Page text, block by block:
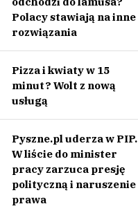
Polacy stawiają na inne
rozwiązania
Pizza i kwiaty w 15
minut? Wolt z nową
usługą
Pyszne.pl uderza w PIP.
W liście do minister
pracy zarzuca presję
polityczną i naruszenie
prawa